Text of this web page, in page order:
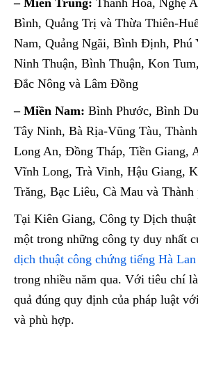
Bình, Quảng Trị và Thừa Thiên-
Nam, Quảng Ngãi, Bình Định, Phú
Ninh Thuận, Bình Thuận, Kon
Đắc Nông và Lâm Đồng
– Miền Nam: Bình Phước, Bình
Tây Ninh, Bà Rịa-Vũng Tàu,
Long An, Đồng Tháp, Tiền Giang,
Vĩnh Long, Trà Vinh, Hậu Giang,
Trăng, Bạc Liêu, Cà Mau và Thành
Tại Kiên Giang, Công ty Dịch
một trong những công ty duy nhất
dịch thuật công chứng tiếng Hà Lan
trong nhiều năm qua. Với tiêu chí
quả đúng quy định của pháp luật
và phù hợp.